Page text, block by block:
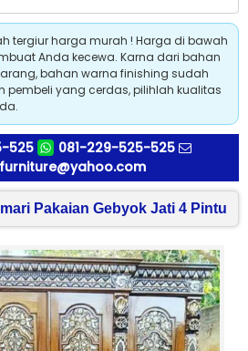
tergiur harga murah ! Harga di bawah
Anda kecewa. Karna dari bahan
bahan warna finishing sudah
pembeli yang cerdas, pilihlah kualitas
525
081-229-525-525
Pakaian Gebyok Jati 4 Pintu